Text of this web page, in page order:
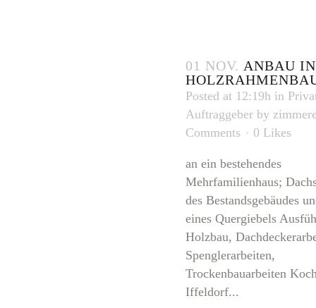
01 NOV. ANBAU IN
Posted at 12:19h in
Auftraggeber by
Comments
0 Likes
an ein bestehendes
Mehrfamilienhaus;
des Bestandsgebäudes
eines Quergiebels
Holzbau,
Spenglerarbeiten,
Trockenbauarbeiten
Iffeldorf...